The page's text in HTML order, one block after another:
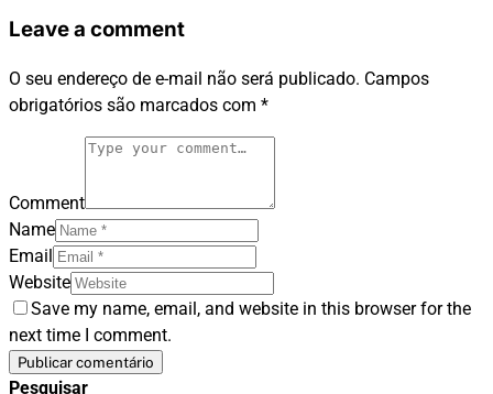
Leave a comment
O seu endereço de e-mail não será publicado. Campos
obrigatórios são marcados com *
Comment
Name
Email
Website
Save my name, email, and website in this browser for the
next time I comment.
Pesquisar